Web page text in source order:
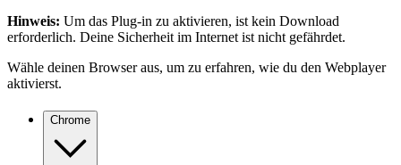
Hinweis: Um das Plug-in zu aktivieren, ist kein Download
erforderlich. Deine Sicherheit im Internet ist nicht gefährdet.
Wähle deinen Browser aus, um zu erfahren, wie du den Webplayer
aktivierst.
Chrome